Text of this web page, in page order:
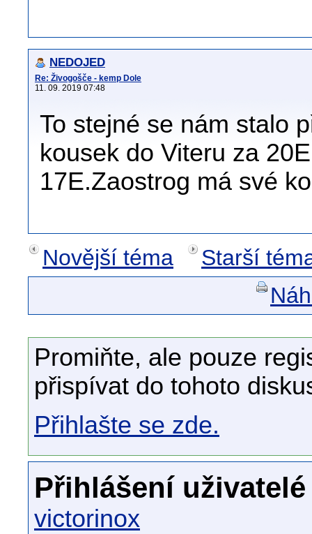
NEDOJED
Re: Živogošče - kemp Dole
11. 09. 2019 07:48
To stejné se nám stalo
kousek do Viteru za
17E.Zaostrog má své
Novější téma
Starší
Promiňte, ale pouze
přispívat do tohoto
Přihlašte se zde.
Přihlášení uživatelé
victorinox